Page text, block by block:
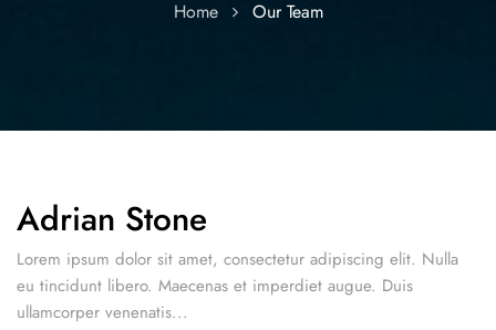
Home Our Team
Adrian Stone
Lorem ipsum dolor sit amet, consectetur adipiscing elit. Nulla
eu tincidunt libero. Maecenas et imperdiet augue. Duis
ullamcorper venenatis...